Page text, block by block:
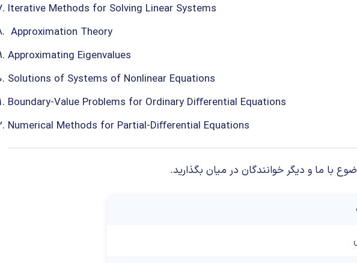
Iterative Methods for Solving Linear Systems
Approximation Theory
Approximating Eigenvalues
Solutions of Systems of Nonlinear Equations
Boundary-Value Problems for Ordinary Diﬀerential Equations
Numerical Methods for Partial-Diﬀerential Equations
با ما و دیگر خوانندگان در میان بگذارید.